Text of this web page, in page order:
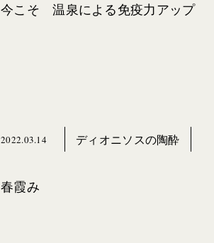
今こそ 温泉による免疫力アップ
2022.03.14 ディオニソスの陶酔
春霞み